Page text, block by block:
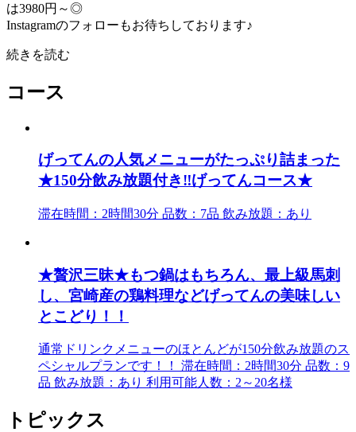
は3980円～◎
Instagramのフォローもお待ちしております♪
続きを読む
コース
げってんの人気メニューがたっぷり詰まった
★150分飲み放題付き‼︎げってんコース★
滞在時間：2時間30分 品数：7品 飲み放題：あり
★贅沢三昧★もつ鍋はもちろん、最上級馬刺
し、宮崎産の鶏料理などげってんの美味しい
とこどり！！
通常ドリンクメニューのほとんどが150分飲み放題のス
ペシャルプランです！！ 滞在時間：2時間30分 品数：9
品 飲み放題：あり 利用可能人数：2～20名様
トピックス